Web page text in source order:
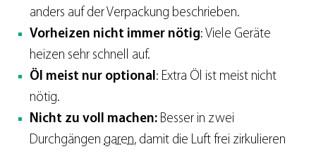
anders auf der Verpackung beschrieben.
Vorheizen nicht immer nötig: Viele Geräte
heizen sehr schnell auf.
Öl meist nur optional: Extra Öl ist meist nicht
nötig.
Nicht zu voll machen: Besser in zwei
Durchgängen garen, damit die Luft frei zirkulieren